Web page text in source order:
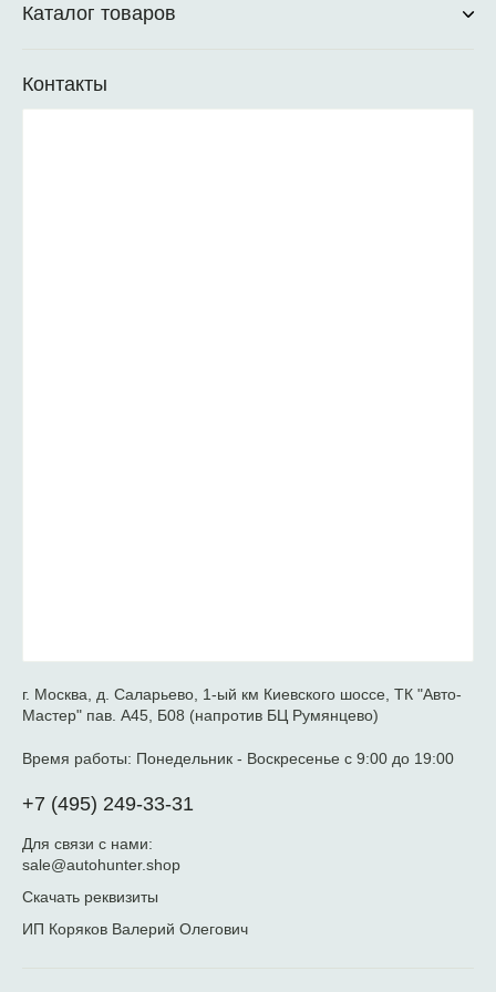
Каталог товаров
Контакты
г. Москва, д. Саларьево, 1-ый км Киевского шоссе, ТК "Авто-
Мастер" пав. А45, Б08 (напротив БЦ Румянцево)
Время работы: Понедельник - Воскресенье с 9:00 до 19:00
+7 (495) 249-33-31
Для связи с нами:
sale@autohunter.shop
Скачать реквизиты
ИП Коряков Валерий Олегович